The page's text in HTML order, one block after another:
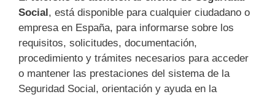
Social, está disponible para cualquier ciudadano o
empresa en España, para informarse sobre los
requisitos, solicitudes, documentación,
procedimiento y trámites necesarios para acceder
o mantener las prestaciones del sistema de la
Seguridad Social, orientación y ayuda en la